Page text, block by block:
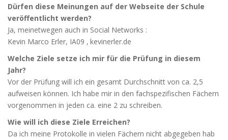
Dürfen diese Meinungen auf der Webseite der Schule
veröffentlicht werden?
Ja, meinetwegen auch in Social Networks :
Kevin Marco Erler, IA09 ‚ kevinerler.de
Welche Ziele setze ich mir für die Prüfung in diesem
Jahr?
Vor der Prüfung will ich ein gesamt Durchschnitt von ca. 2,5
aufweisen können. Ich habe mir in den fachspezifischen Fächern
vorgenommen in jeden ca. eine 2 zu schreiben.
Wie will ich diese Ziele Erreichen?
Da ich meine Protokolle in vielen Fächern nicht abgegeben hab